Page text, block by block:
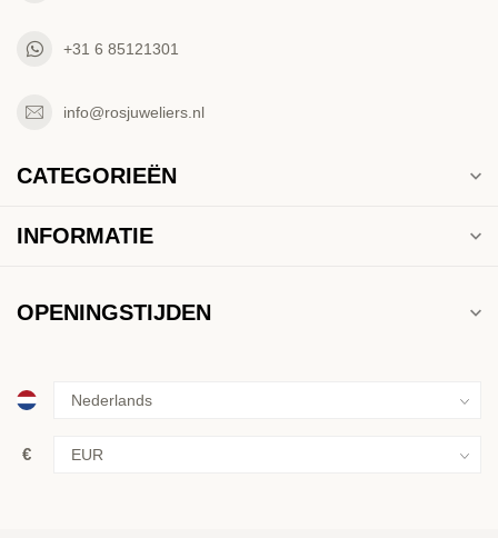
+31 6 85121301
info@rosjuweliers.nl
CATEGORIEËN
INFORMATIE
OPENINGSTIJDEN
€